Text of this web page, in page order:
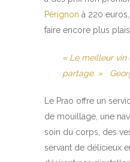
Pérignon à 220
faire encore plus
« Le meilleur vin
partage. »
Le Prao offre un
de mouillage, une
soin du corps, des
servant de délicieux